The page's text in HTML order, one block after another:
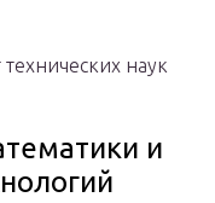
технических наук
и